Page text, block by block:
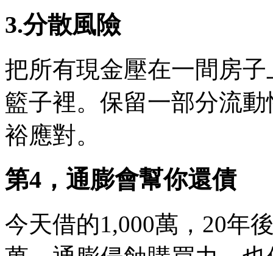
3.分散風險
把所有現金壓在一間房
籃子裡。保留一部分流
裕應對。
第4，通膨會幫你還債
今天借的1,000萬，20年